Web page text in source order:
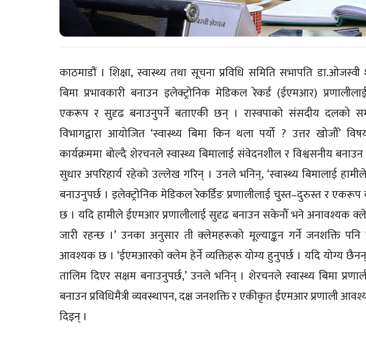
काठमाडौं । शिक्षा, स्वास्थ्य तथा सूचना प्रविधि समिति सभापति
बिमा प्रभावकारी बनाउन इलेक्ट्रोनिक मेडिकल रेकर्ड (ईएमआर)
एकरूप र सुदृढ बनाउनुपर्ने बताएकी छन् । रास्वपाको संसदीय दलको
विभागद्वारा आयोजित ‘स्वास्थ्य बिमा किन थला पर्यो ? उत्तर खोजौँ’
कार्यक्रममा बोल्दै शेरचनले स्वास्थ्य बिमालाई संवेदनशील र विश्वसनीय
सुधार अपरिहार्य रहेको उल्लेख गरिन् । उनले भनिन्, ‘स्वास्थ्य बिमालाई
बनाउनुपर्छ । इलेक्ट्रोनिक मेडिकल रेकर्डिङ प्रणालीलाई चुस्त–दुरुस्त र
छ । यदि हामीले ईएमआर प्रणालीलाई सुदृढ बनाउन सकेनौँ भने अनावश्यक
जारी रहन्छ ।’ उनका अनुसार ती क्लेमहरूको मूल्याङ्कन गर्ने जनशक्ति पनि
आवश्यक छ । ‘ईएमआरको क्लेम हेर्ने व्यक्तिहरू योग्य हुनुपर्छ । यदि योग्य
तालिम दिएर सक्षम बनाउनुपर्छ,’ उनले भनिन् । शेरचनले स्वास्थ्य बिमा
बनाउन प्रविधिमैत्री व्यवस्थापन, दक्ष जनशक्ति र एकीकृत ईएमआर प्रणाली
दिइन् ।